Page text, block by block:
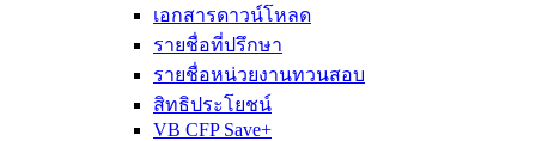
เอกสารดาวน์โหลด
รายชื่อที่ปรึกษา
รายชื่อหน่วยงานทวนสอบ
สิทธิประโยชน์
VB CFP Save+